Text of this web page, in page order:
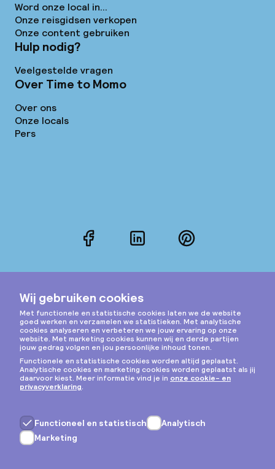
Word onze local in...
Onze reisgidsen verkopen
Onze content gebruiken
Hulp nodig?
Veelgestelde vragen
Over Time to Momo
Over ons
Onze locals
Pers
FacebookLinkedInPinterest
Instagram
Privacy & cookies
Algemene voorwaarden